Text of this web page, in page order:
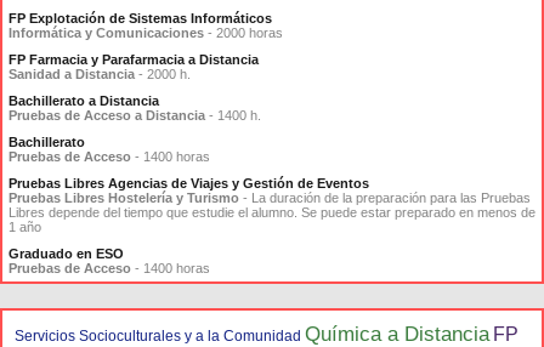
FP Explotación de Sistemas Informáticos
Informática y Comunicaciones - 2000 horas
FP Farmacia y Parafarmacia a Distancia
Sanidad a Distancia - 2000 h.
Bachillerato a Distancia
Pruebas de Acceso a Distancia - 1400 h.
Bachillerato
Pruebas de Acceso - 1400 horas
Pruebas Libres Agencias de Viajes y Gestión de Eventos
Pruebas Libres Hostelería y Turismo - La duración de la preparación para las Pruebas
Libres depende del tiempo que estudie el alumno. Se puede estar preparado en menos de
1 año
Graduado en ESO
Pruebas de Acceso - 1400 horas
Servicios Socioculturales y a la Comunidad Química a Distancia FP